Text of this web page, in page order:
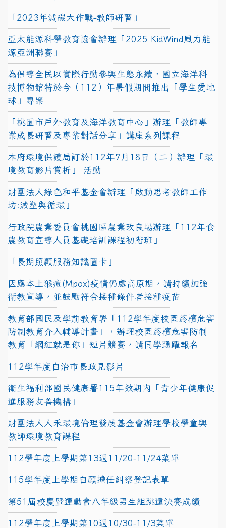
「2023年減碳大作戰-教師研習」
亞太能源科學教育協會辦理「2025 KidWind風力能
源亞洲聯賽」
為倡導全民以實際行動參與生態永續，國立海洋科
技博物館特於今（112）年暑假期間推出「學生愛地
球」專案
「桃園市戶外教育及海洋教育中心」辦理「教師專
業成長研習及專業對話分享」講座系列課程
本府環境保護局訂於112年7月18日（二）辦理「環
境教育影片賞析」 活動
財團法人綠色和平基金會辦理「啟動思考教師工作
坊:減塑與循環」
行政院農業委員會桃園區農業改良場辦理「112年食
農教育宣導人員基礎培訓課程初階班」
「長期照顧服務知識圖卡」
因應本土猴痘(Mpox)疫情仍處高原期，請持續加強
衛教宣導，並鼓勵符合接種條件者接種疫苗
教育部國民及學前教育署「112學年度校園菸檳危害
防制教育介入輔導計畫」，辦理校園菸檳危害防制
教育「網紅就是你」短片競賽，請同學踴躍報名
112學年度自治市長政見影片
衛生福利部國民健康署115年效期內「青少年健康促
進服務友善機構」
財團法人人禾環境倫理發展基金會辦理學校學童與
教師環境教育課程
112學年度上學期第13週11/20-11/24菜單
115學年度上學期自願擔任糾察登記表單
第51屆校慶暨運動會八年級男生組跳遠決賽成績
112學年度上學期第10週10/30-11/3菜單